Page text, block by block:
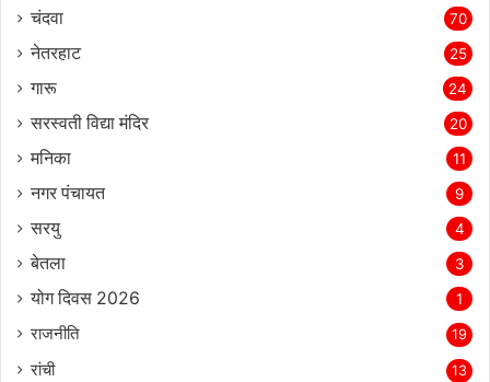
चंदवा 70
नेतरहाट 25
गारू 24
सरस्‍वती विद्या मंदिर 20
मनिका 11
नगर पंचायत 9
सरयु 4
बेतला 3
योग दिवस 2026 1
राजनीति 19
रांची 13